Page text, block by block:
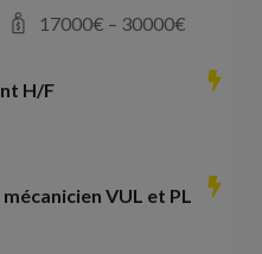
17000€ – 30000€
H/F
VUL et PL